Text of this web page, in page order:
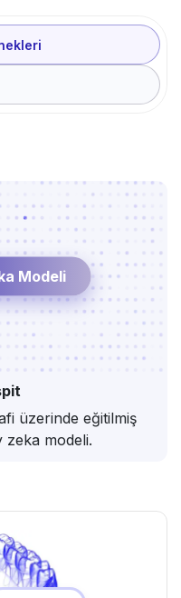
Modeli
üzerinde eğitilmiş
zeka modeli.